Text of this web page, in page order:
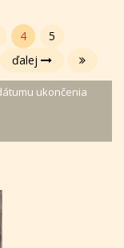
4
5
ďalej
ukončenia